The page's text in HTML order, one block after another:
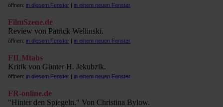
öffnen: in diesem Fenster | in einem neuen Fenster
FilmSzene.de
Review von Patrick Wellinski.
öffnen: in diesem Fenster | in einem neuen Fenster
FILMtabs
Kritik von Günter H. Jekubzik.
öffnen: in diesem Fenster | in einem neuen Fenster
FR-online.de
"Hinter den Spiegeln." Von Christina Bylow.